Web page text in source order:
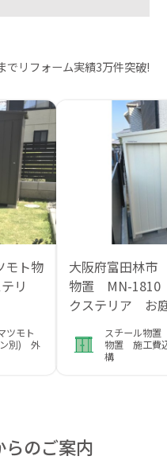
でリフォーム実績3万件突破!
ト物
リ
モト
別) 外
大阪府富田林
物置 MN-
クステリア お
スチール物
物置 施工費
構
のご案内